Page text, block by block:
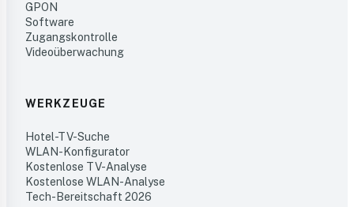
GPON
Software
Zugangskontrolle
Videoüberwachung
WERKZEUGE
Hotel-TV-Suche
WLAN-Konfigurator
Kostenlose TV-Analyse
Kostenlose WLAN-Analyse
Tech-Bereitschaft 2026